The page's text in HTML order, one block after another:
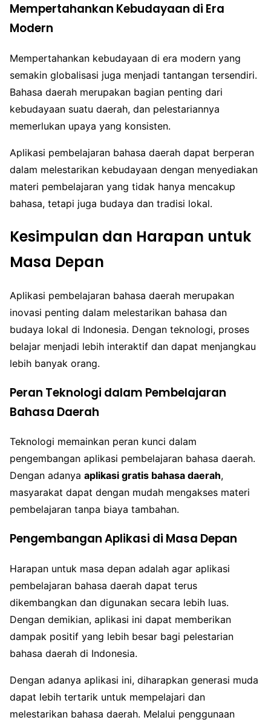
Mempertahankan Kebudayaan di Era
Modern
Mempertahankan kebudayaan di era modern yang
semakin globalisasi juga menjadi tantangan tersendiri.
Bahasa daerah merupakan bagian penting dari
kebudayaan suatu daerah, dan pelestariannya
memerlukan upaya yang konsisten.
Aplikasi pembelajaran bahasa daerah dapat berperan
dalam melestarikan kebudayaan dengan menyediakan
materi pembelajaran yang tidak hanya mencakup
bahasa, tetapi juga budaya dan tradisi lokal.
Kesimpulan dan Harapan untuk
Masa Depan
Aplikasi pembelajaran bahasa daerah merupakan
inovasi penting dalam melestarikan bahasa dan
budaya lokal di Indonesia. Dengan teknologi, proses
belajar menjadi lebih interaktif dan dapat menjangkau
lebih banyak orang.
Peran Teknologi dalam Pembelajaran
Bahasa Daerah
Teknologi memainkan peran kunci dalam
pengembangan aplikasi pembelajaran bahasa daerah.
Dengan adanya aplikasi gratis bahasa daerah,
masyarakat dapat dengan mudah mengakses materi
pembelajaran tanpa biaya tambahan.
Pengembangan Aplikasi di Masa Depan
Harapan untuk masa depan adalah agar aplikasi
pembelajaran bahasa daerah dapat terus
dikembangkan dan digunakan secara lebih luas.
Dengan demikian, aplikasi ini dapat memberikan
dampak positif yang lebih besar bagi pelestarian
bahasa daerah di Indonesia.
Dengan adanya aplikasi ini, diharapkan generasi muda
dapat lebih tertarik untuk mempelajari dan
melestarikan bahasa daerah. Melalui penggunaan